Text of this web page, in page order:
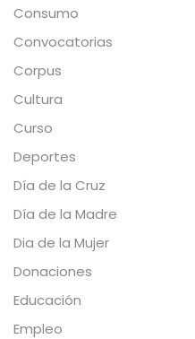
Consumo
Convocatorias
Corpus
Cultura
Curso
Deportes
Día de la Cruz
Día de la Madre
Dia de la Mujer
Donaciones
Educación
Empleo